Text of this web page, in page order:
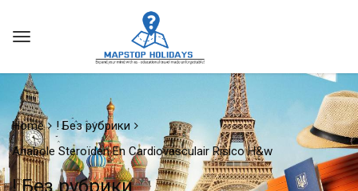
Home
! Без рубрики
Anabole Steroïden En Cardiovasculair Risico H&w
! Без рубрики